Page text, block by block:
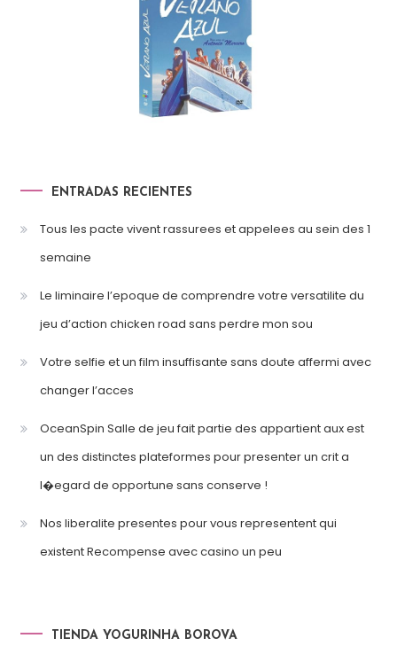
ENTRADAS RECIENTES
Tous les pacte vivent rassurees et appelees au sein des 1
semaine
Le liminaire l’epoque de comprendre votre versatilite du
jeu d’action chicken road sans perdre mon sou
Votre selfie et un film insuffisante sans doute affermi avec
changer l’acces
OceanSpin Salle de jeu fait partie des appartient aux est
un des distinctes plateformes pour presenter un crit a
l�egard de opportune sans conserve !
Nos liberalite presentes pour vous representent qui
existent Recompense avec casino un peu
TIENDA YOGURINHA BOROVA